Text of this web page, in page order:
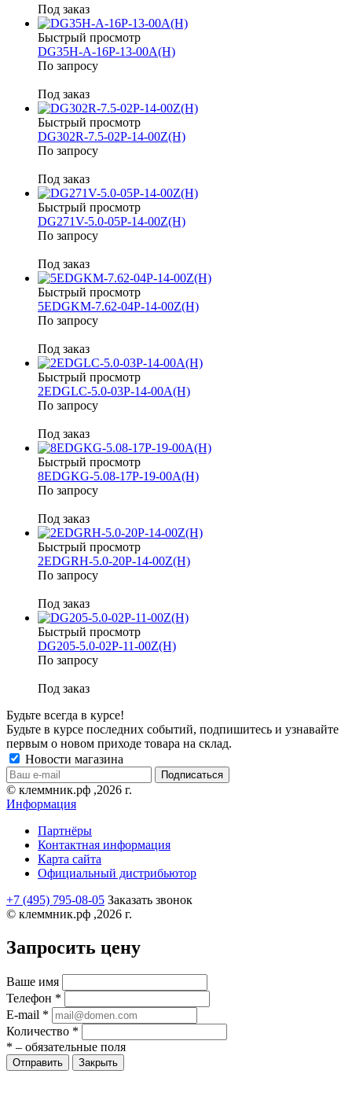
Под заказ
Быстрый просмотр
DG35H-A-16P-13-00A(H)
По запросу
Под заказ
Быстрый просмотр
DG302R-7.5-02P-14-00Z(H)
По запросу
Под заказ
Быстрый просмотр
DG271V-5.0-05P-14-00Z(H)
По запросу
Под заказ
Быстрый просмотр
5EDGKM-7.62-04P-14-00Z(H)
По запросу
Под заказ
Быстрый просмотр
2EDGLC-5.0-03P-14-00A(H)
По запросу
Под заказ
Быстрый просмотр
8EDGKG-5.08-17P-19-00A(H)
По запросу
Под заказ
Быстрый просмотр
2EDGRH-5.0-20P-14-00Z(H)
По запросу
Под заказ
Быстрый просмотр
DG205-5.0-02P-11-00Z(H)
По запросу
Под заказ
Будьте всегда в курсе!
Будьте в курсе последних событий, подпишитесь и узнавайте
первым о новом приходе товара на склад.
Новости магазина
© клеммник.рф ,2026 г.
Информация
Партнёры
Контактная информация
Карта сайта
Официальный дистрибьютор
+7 (495) 795-08-05 Заказать звонок
© клеммник.рф ,2026 г.
Запросить цену
Ваше имя
Телефон *
E-mail *
Количество *
* – обязательные поля
Закрыть